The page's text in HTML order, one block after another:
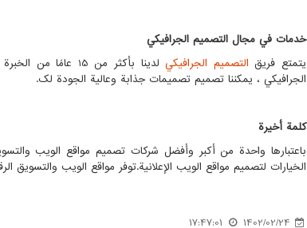
خدمات في مجال التصميم الجرافيكي
يتمتع فريق التصميم الجرافيكي
لدينا بأكثر من
الجرافيكي ، يمكننا تصميم تصميمات جذابة وعالية الجودة لك.
كلمة أخيرة
باعتبارها واحدة من أكبر وأفضل شركات تصميم مواقع الويب والتسويق الرقمي بخبرة 25
الخيارات لتصميم مواقع الويب الإعلانية.توفر مواقع الويب
1402/02/24
17:47:01